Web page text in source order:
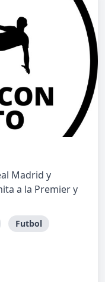
Madrid y
a la Premier y
Futbol